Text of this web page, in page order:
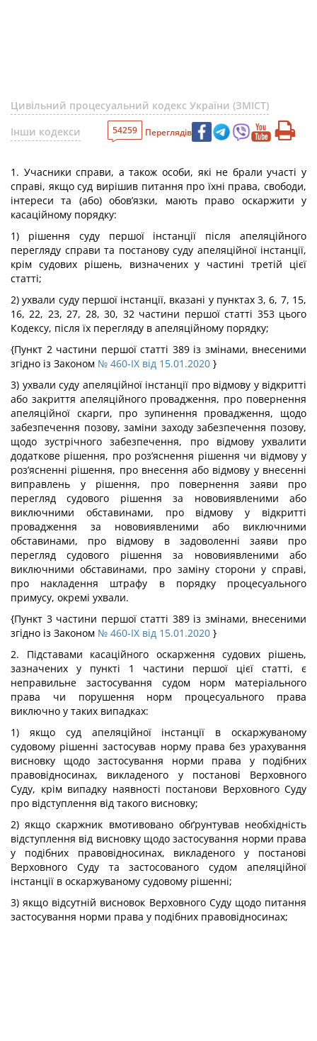
Цивільний процесуальний кодекс України (ЗМІСТ)
Інши кодекси
54259 Переглядів
1. Учасники справи, а також особи, які не брали участі у
справі, якщо суд вирішив питання про їхні права, свободи,
інтереси та (або) обов’язки, мають право оскаржити у
касаційному порядку:
1) рішення суду першої інстанції після апеляційного
перегляду справи та постанову суду апеляційної інстанції,
крім судових рішень, визначених у частині третій цієї
статті;
2) ухвали суду першої інстанції, вказані у пунктах 3, 6, 7, 15,
16, 22, 23, 27, 28, 30, 32 частини першої статті 353 цього
Кодексу, після їх перегляду в апеляційному порядку;
{Пункт 2 частини першої статті 389 із змінами, внесеними
згідно із Законом № 460-IX від 15.01.2020 }
3) ухвали суду апеляційної інстанції про відмову у відкритті
або закриття апеляційного провадження, про повернення
апеляційної скарги, про зупинення провадження, щодо
забезпечення позову, заміни заходу забезпечення позову,
щодо зустрічного забезпечення, про відмову ухвалити
додаткове рішення, про роз’яснення рішення чи відмову у
роз’ясненні рішення, про внесення або відмову у внесенні
виправлень у рішення, про повернення заяви про
перегляд судового рішення за нововиявленими або
виключними обставинами, про відмову у відкритті
провадження за нововиявленими або виключними
обставинами, про відмову в задоволенні заяви про
перегляд судового рішення за нововиявленими або
виключними обставинами, про заміну сторони у справі,
про накладення штрафу в порядку процесуального
примусу, окремі ухвали.
{Пункт 3 частини першої статті 389 із змінами, внесеними
згідно із Законом № 460-IX від 15.01.2020 }
2. Підставами касаційного оскарження судових рішень,
зазначених у пункті 1 частини першої цієї статті, є
неправильне застосування судом норм матеріального
права чи порушення норм процесуального права
виключно у таких випадках:
1) якщо суд апеляційної інстанції в оскаржуваному
судовому рішенні застосував норму права без урахування
висновку щодо застосування норми права у подібних
правовідносинах, викладеного у постанові Верховного
Суду, крім випадку наявності постанови Верховного Суду
про відступлення від такого висновку;
2) якщо скаржник вмотивовано обґрунтував необхідність
відступлення від висновку щодо застосування норми права
у подібних правовідносинах, викладеного у постанові
Верховного Суду та застосованого судом апеляційної
інстанції в оскаржуваному судовому рішенні;
3) якщо відсутній висновок Верховного Суду щодо питання
застосування норми права у подібних правовідносинах;